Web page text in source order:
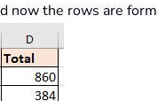
now the rows are